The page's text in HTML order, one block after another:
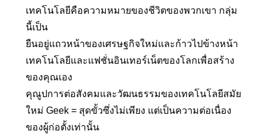
เทคโนโลยีคือความหมายของชีวิตของพวกเขา กลุ่ม
นี้เป็น
ยืนอยู่แถวหน้าของเศรษฐกิจใหม่และก้าวไปข้างหน้า
เทคโนโลยีและแฟชั่นอินเทอร์เน็ตของโลกเพื่อสร้าง
ของคุณเอง
คุณูปการต่อสังคมและวัฒนธรรมของเทคโนโลยีสมัย
ใหม่ Geek = สุดขั้วซึ่งไม่เพียง แต่เป็นความต่อเนื่อง
ของผู้ก่อตั้งเท่านั้น